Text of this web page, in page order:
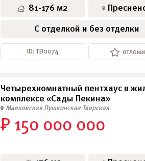
81-176 м2
С отделкой и без отделки
ID: ТВ0074
Четырехкомнатный пентхаус в
комплексе «Сады Пекина»
Маяковская Пушкинская Тверская
₽ 150 000 000